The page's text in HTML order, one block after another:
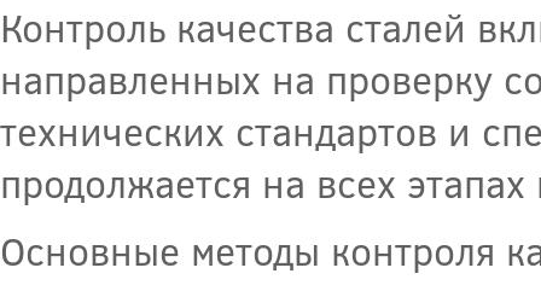
Контроль качества сталей
направленных на проверку
технических стандартов и
продолжается на всех
Основные методы контроля